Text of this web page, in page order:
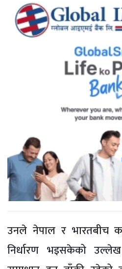
उनले नेपाल र भारतबीच
निर्धारण भइसकेको